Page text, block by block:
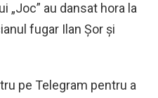
„Joc” au dansat hora la
fugar Ilan Șor și
pe Telegram pentru a